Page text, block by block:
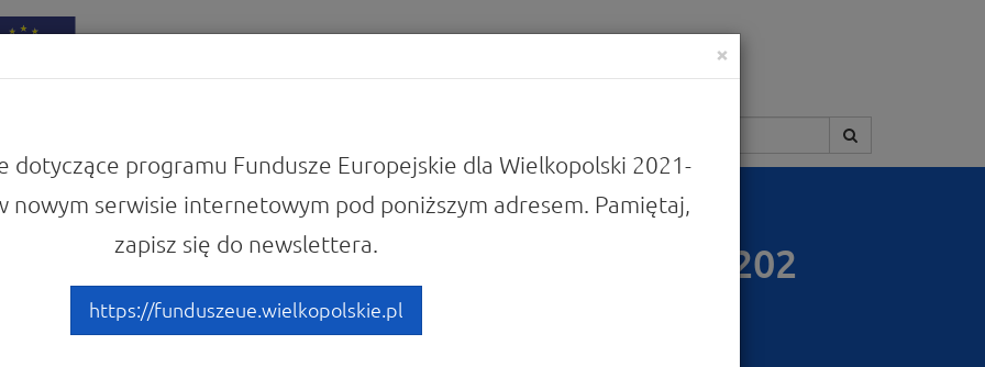
się z prawem i dokumentami
trybów wyboru projektów na lata 2014-202
×
dotyczące programu Fundusze Europejskie dla Wielkopolski 2021-
nowym serwisie internetowym pod poniższym adresem. Pamiętaj,
zapisz się do newslettera.
https://funduszeue.wielkopolskie.pl